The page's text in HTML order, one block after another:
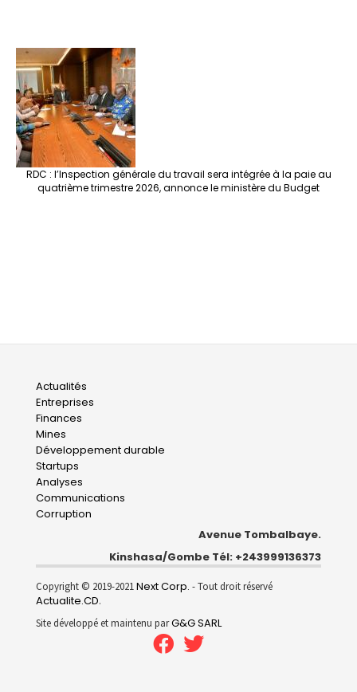
RDC : l’Inspection générale du travail sera intégrée à la paie au
quatrième trimestre 2026, annonce le ministère du Budget
Main
navigation
Actualités
Entreprises
Finances
Mines
Développement durable
Startups
Analyses
Communications
Corruption
Avenue Tombalbaye.
Kinshasa/Gombe Tél: +243999136373
Copyright © 2019-2021Next Corp. - Tout droit réservé
Actualite.CD.
Site développé et maintenu parG&G SARL